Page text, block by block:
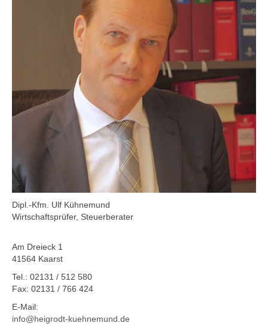
Dipl.-Kfm. Ulf Kühnemund
Wirtschaftsprüfer, Steuerberater
Am Dreieck 1
41564 Kaarst
Tel.: 02131 / 512 580
Fax: 02131 / 766 424
E-Mail:
info@heigrodt-kuehnemund.de